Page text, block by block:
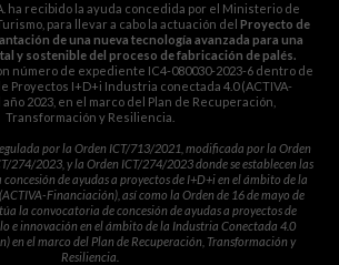
ha recibido la ayuda concedida por el Ministerio de
para llevar a cabo la actuación del Proyecto de
de una nueva tecnología avanzada para una
y sostenible del proceso de fabricación de palés.
número de expediente IC4-080030-2023-6 dentro de
Proyectos I+D+i Industria conectada 4.0 (ACTIVA-
2023, en el marco del Plan de Recuperación,
Transformación y Resiliencia.
por la Orden ICT/713/2021, modificada por la Orden
274/2023, y la Orden ICT/274/2023 donde se establecen las
de ayudas a proyectos de I+D+i en el ámbito de la
Financiación), así como la Orden de 16 de mayo de
la convocatoria de concesión de ayudas a proyectos de
e innovación en el ámbito de la Industria Conectada 4.0
en el marco del Plan de Recuperación, Transformación y
Resiliencia.